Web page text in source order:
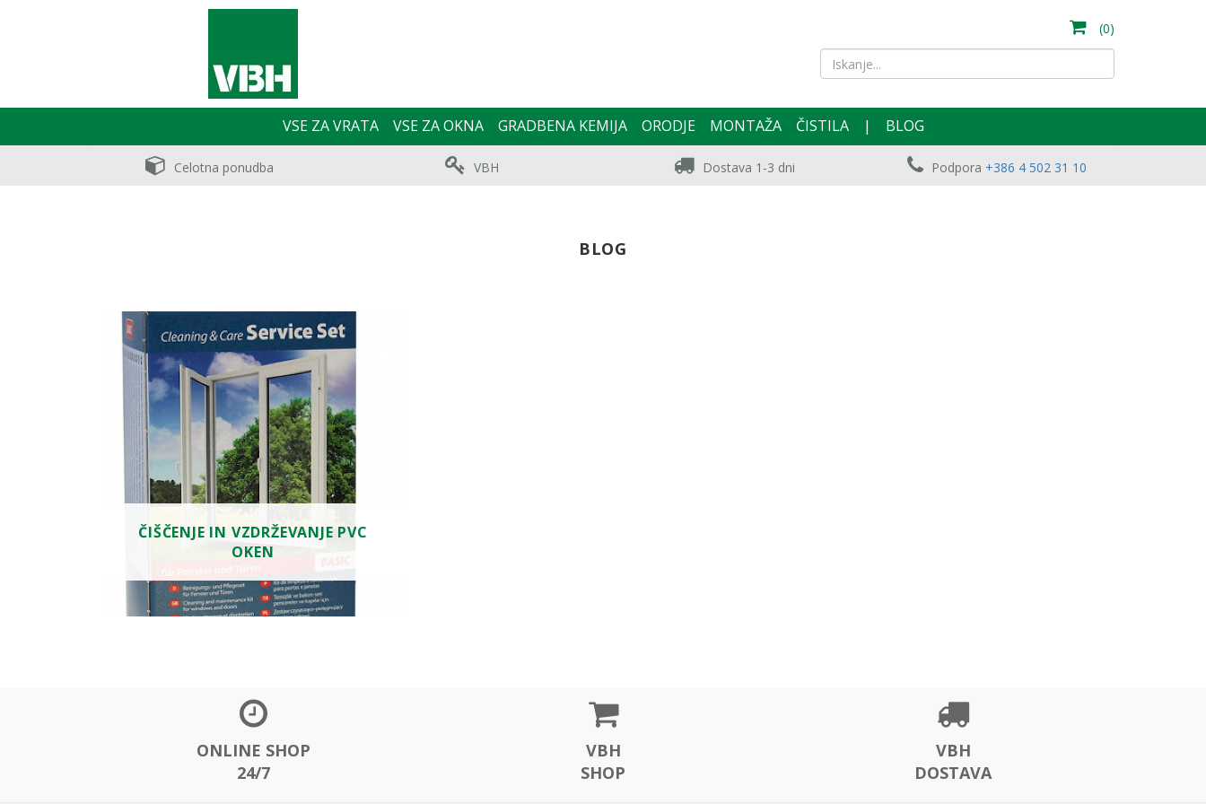
(0)
VSE ZA VRATA VSE ZA OKNA GRADBENA KEMIJA ORODJE MONTAŽA ČISTILA | BLOG
Celotna ponudba VBH Dostava 1-3 dni Podpora +386 4 502 31 10
BLOG
ČIŠČENJE IN VZDRŽEVANJE PVC
OKEN
ONLINE SHOP
24/7
VBH
SHOP
VBH
DOSTAVA